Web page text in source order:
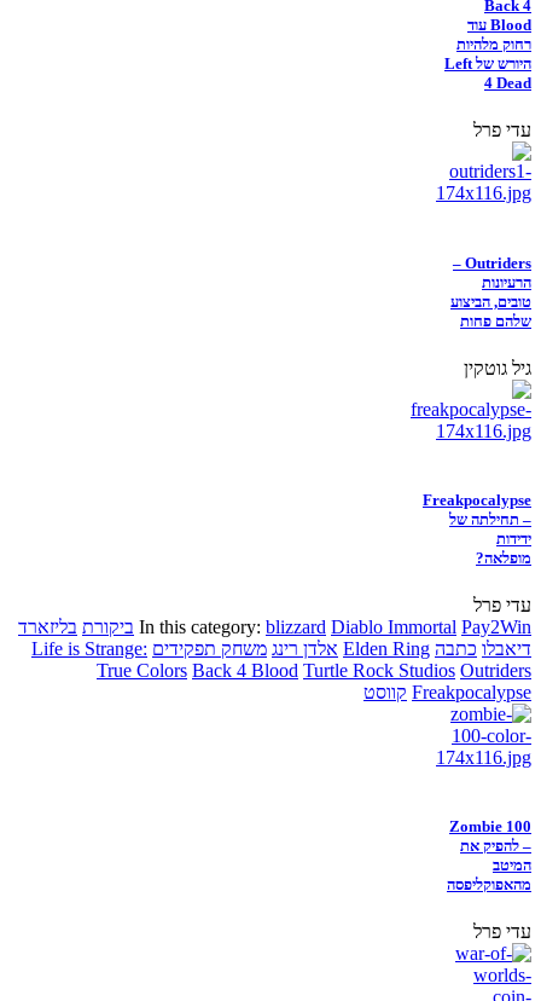
Back 4
Blood עוד
רחוק מלהיות
היורש של Left
4 Dead
עדי פרל
Outriders –
הרעיונות
טובים, הביצוע
שלהם פחות
גיל גוטקין
Freakpocalypse
– תחילתה של
ידידות
מופלאה?
עדי פרל
In this category: blizzard Diablo Immortal Pay2Win ביקורת בליזארד
דיאבלו כתבה Elden Ring אלדן רינג משחק תפקידים Life is Strange:
True Colors Back 4 Blood Turtle Rock Studios Outriders
Freakpocalypse קווסט
Zombie 100
– להפיק את
המיטב
מהאפוקליפסה
עדי פרל